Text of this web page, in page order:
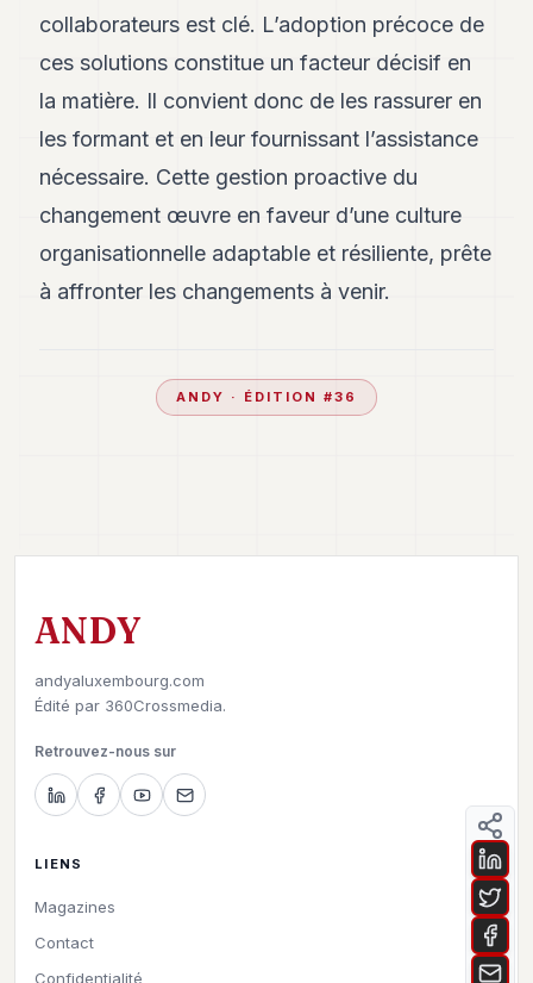
collaborateurs est clé. L’adoption précoce de
ces solutions constitue un facteur décisif en
la matière. Il convient donc de les rassurer en
les formant et en leur fournissant l’assistance
nécessaire. Cette gestion proactive du
changement œuvre en faveur d’une culture
organisationnelle adaptable et résiliente, prête
à affronter les changements à venir.
ANDY · ÉDITION #36
ANDY
andyaluxembourg.com
Édité par 360Crossmedia.
Retrouvez-nous sur
LIENS
Magazines
Contact
Confidentialité